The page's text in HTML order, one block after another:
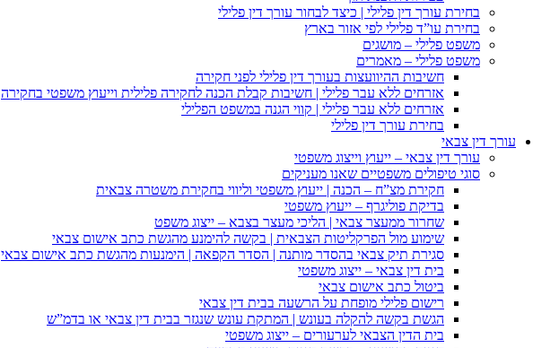
בחירת עורך דין פלילי | כיצד לבחור עורך דין פלילי
בחירת עו”ד פלילי לפי אזור בארץ
משפט פלילי – מושגים
משפט פלילי – מאמרים
חשיבות ההיוועצות בעורך דין פלילי לפני חקירה
אזרחים ללא עבר פלילי | חשיבות קבלת הכנה לחקירה פלילית וייעוץ משפטי בחקירה
אזרחים ללא עבר פלילי | קווי הגנה במשפט הפלילי
בחירת עורך דין פלילי
עורך דין צבאי
עורך דין צבאי – ייעוץ וייצוג משפטי
סוגי טיפולים משפטיים שאנו מעניקים
חקירת מצ”ח – הכנה | ייעוץ משפטי וליווי בחקירת משטרה צבאית
בדיקת פוליגרף – ייעוץ משפטי
שחרור ממעצר צבאי | הליכי מעצר בצבא – ייצוג משפט
שימוע מול הפרקליטות הצבאית | בקשה להימנע מהגשת כתב אישום צבאי
סגירת תיק צבאי בהסדר מותנה | הסדר הקפאה | הימנעות מהגשת כתב אישום צבאי
בית דין צבאי – ייצוג משפטי
ביטול כתב אישום צבאי
רישום פלילי מופחת על הרשעה בבית דין צבאי
הגשת בקשה להקלה בעונש | המתקת עונש שנגזר בבית דין צבאי או בדמ”ש
בית הדין הצבאי לערעורים – ייצוג משפטי